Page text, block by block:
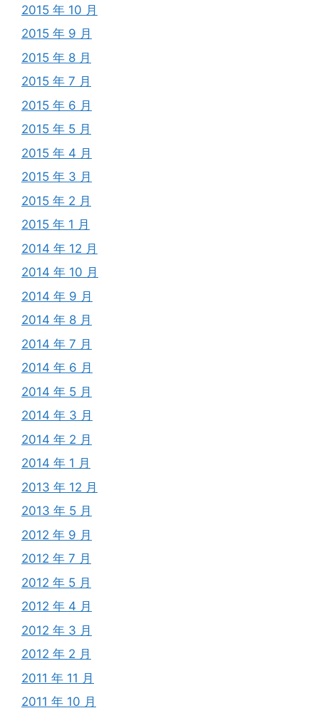
2015 年 10 月
2015 年 9 月
2015 年 8 月
2015 年 7 月
2015 年 6 月
2015 年 5 月
2015 年 4 月
2015 年 3 月
2015 年 2 月
2015 年 1 月
2014 年 12 月
2014 年 10 月
2014 年 9 月
2014 年 8 月
2014 年 7 月
2014 年 6 月
2014 年 5 月
2014 年 3 月
2014 年 2 月
2014 年 1 月
2013 年 12 月
2013 年 5 月
2012 年 9 月
2012 年 7 月
2012 年 5 月
2012 年 4 月
2012 年 3 月
2012 年 2 月
2011 年 11 月
2011 年 10 月